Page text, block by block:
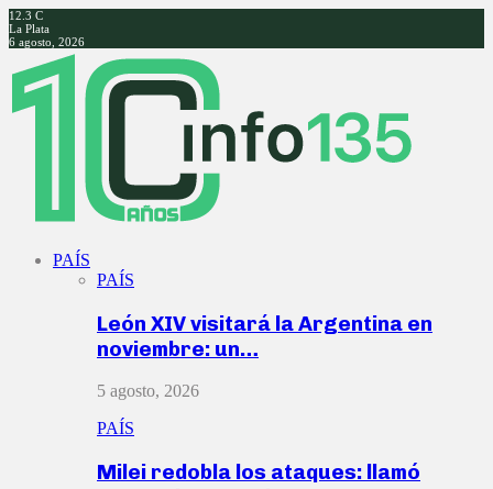
12.3 C
La Plata
6 agosto, 2026
Facebook
Twitter
Instagram
Youtube
PAÍS
PAÍS
León XIV visitará la Argentina en
noviembre: un…
5 agosto, 2026
PAÍS
Milei redobla los ataques: llamó